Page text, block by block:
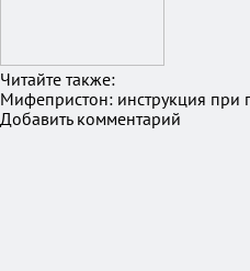
Читайте также:
Мифепристон: инструкция при
Добавить комментарий